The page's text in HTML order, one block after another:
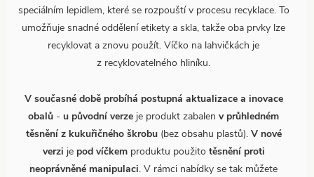
speciálním lepidlem, které se rozpouští v procesu recyklace. To
umožňuje snadné oddělení etikety a skla, takže oba prvky lze
recyklovat a znovu použít. Víčko na lahvičkách je
z recyklovatelného hliníku.
V současné době probíhá postupná aktualizace a inovace
obalů - u původní verze je produkt zabalen v průhledném
těsnění z kukuřičného škrobu(bez obsahu plastů). V nové
verzi je pod víčkemproduktu použito těsnění proti
neoprávněné manipulaci. V rámci nabídky se tak můžete